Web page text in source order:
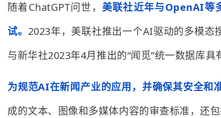
随着ChatGPT问世， 美联社近年与OpenAI等
试。 2023年，美联社推出一个AI驱动的多模
与新华社2023年4月推出的“闻觅”统一数据库具
为规范AI在新闻产业的应用，并确保其安全和
成的文本、图像和多媒体内容的审查标准，还